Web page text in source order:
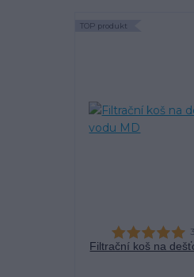
TOP produkt
Filtrační koš na